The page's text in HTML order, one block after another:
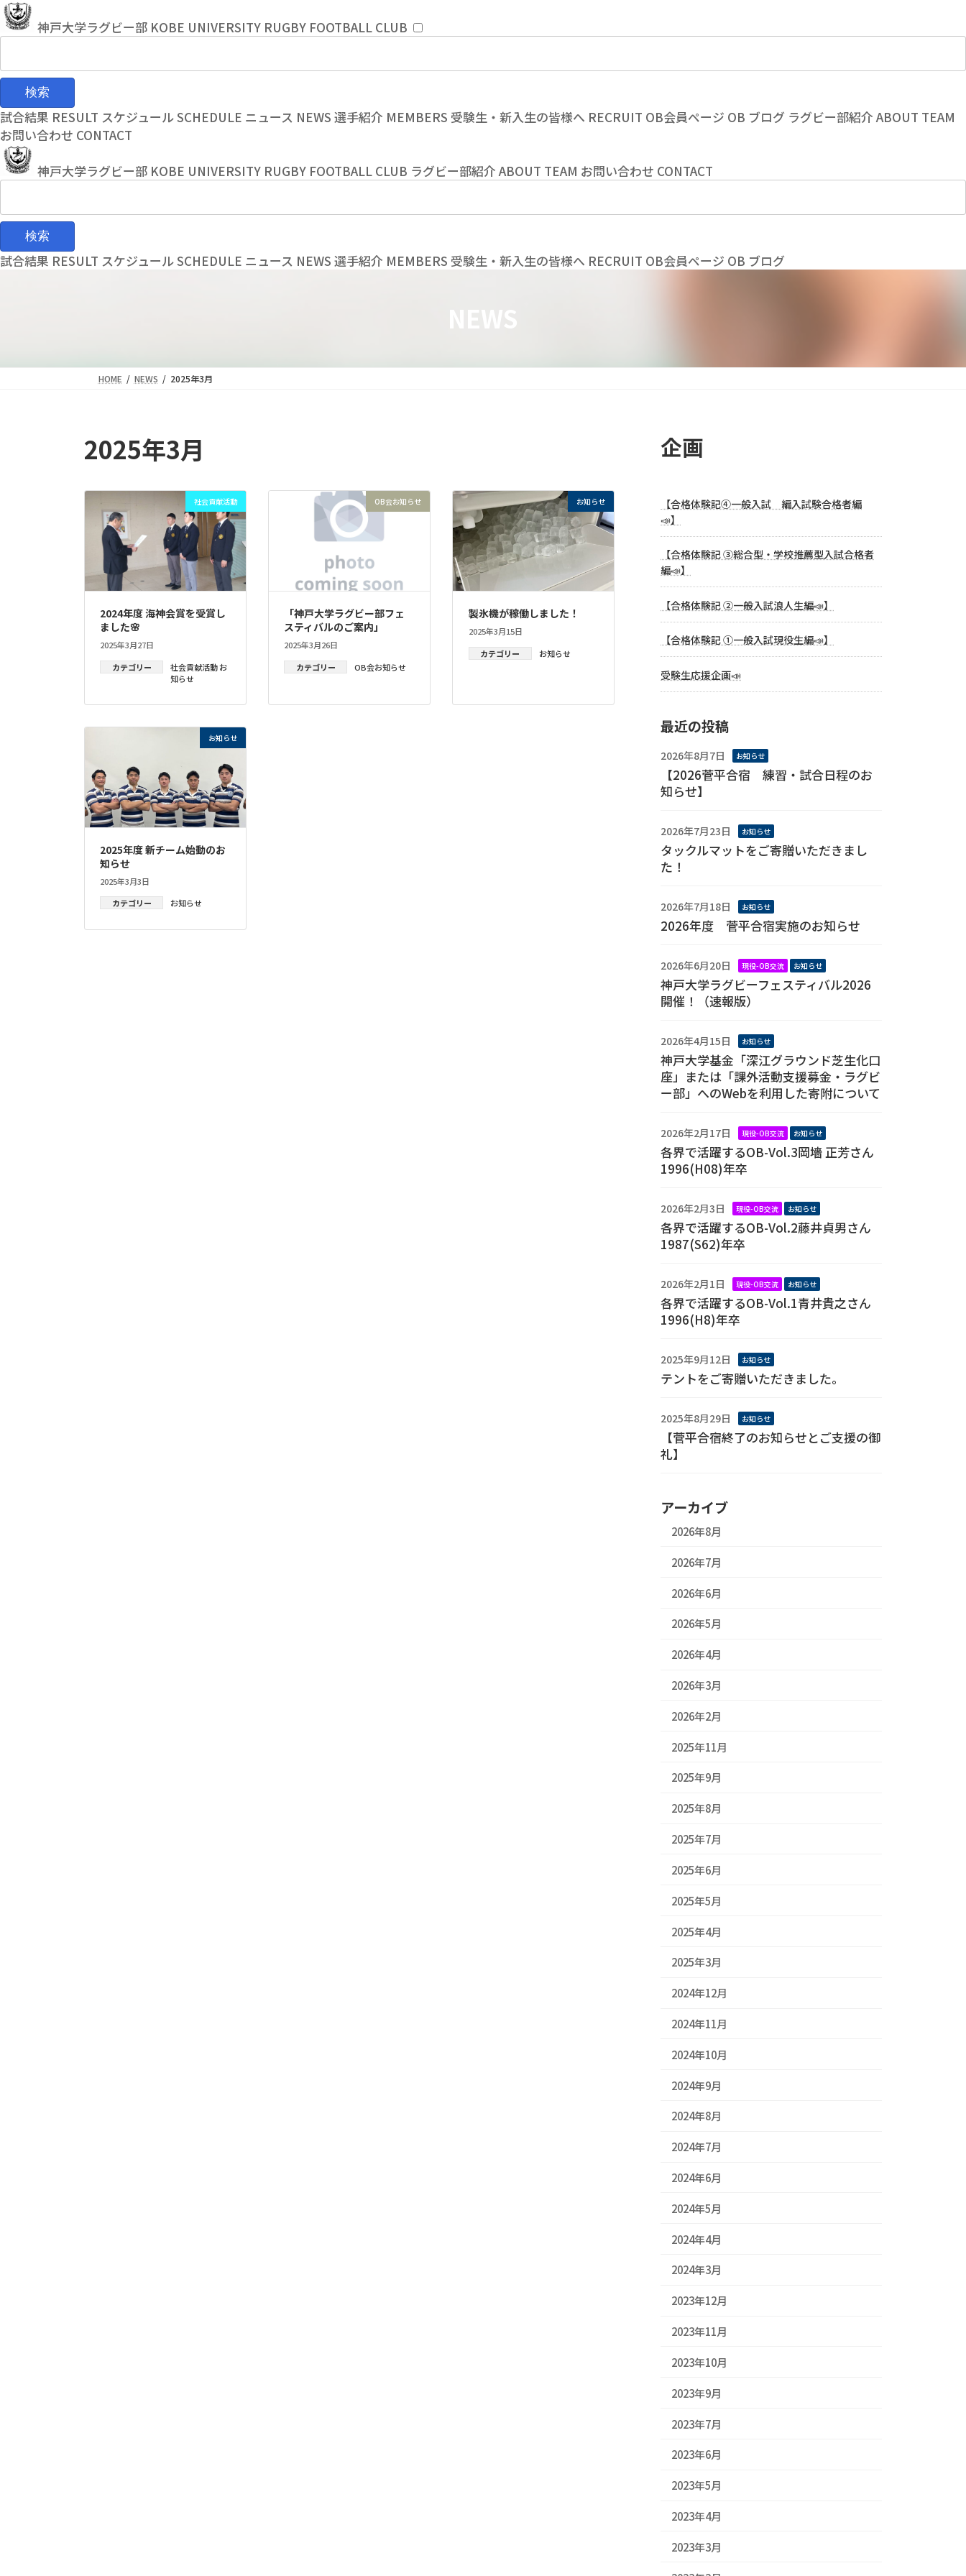
コ
ン
ツ
ス
キ
ッ
プ
ナ
ビ
シ
ン
に
移
動
神戸大学ラグビー部 KOBE UNIVERSITY RUGBY FOOTBALL CLUB
試合結果 RESULT スケジュールSCHEDULE ニュース NEWS 選手紹介 MEMBERS 受験生・新入生の皆様へ RECRUIT OB会員ページ OB ブログ ラグビー部紹介 ABOUT TEAM
お問い合わせ CONTACT
神戸大学ラグビー部 KOBE UNIVERSITY RUGBY FOOTBALL CLUB ラグビー部紹介 ABOUT TEAM お問い合わせ CONTACT
試合結果 RESULT スケジュールSCHEDULE ニュース NEWS 選手紹介 MEMBERS 受験生・新入生の皆様へ RECRUIT OB会員ページ OB ブログ
NEWS
HOME NEWS 2025年3月
2025年3月
社会貢献活動
2024年度 海神会賞を受賞し
ました🌸
2025年3月27日
カテゴリー
社会貢献活動お
知らせ
OB会お知らせ
「神戸大学ラグビー部フェ
スティバルのご案内」
2025年3月26日
カテゴリー
OB会お知らせ
お知らせ
製氷機が稼働しました！
2025年3月15日
カテゴリー
お知らせ
お知らせ
2025年度 新チーム始動のお
知らせ
2025年3月3日
カテゴリー
お知らせ
企画
【合格体験記④一般入試 編入試験合格者編
📣】
【合格体験記 ③総合型・学校推薦型入試合格者
編📣】
【合格体験記 ②一般入試浪人生編📣】
【合格体験記 ①一般入試現役生編📣】
受験生応援企画📣
最近の投稿
2026年8月7日 お知らせ
【2026菅平合宿 練習・試合日程のお
知らせ】
2026年7月23日 お知らせ
タックルマットをご寄贈いただきまし
た！
2026年7月18日 お知らせ
2026年度 菅平合宿実施のお知らせ
2026年6月20日 現役-OB交流 お知らせ
神戸大学ラグビーフェスティバル2026
開催！（速報版）
2026年4月15日 お知らせ
神戸大学基金「深江グラウンド芝生化口
座」または「課外活動支援募金・ラグビ
ー部」へのWebを利用した寄附について
2026年2月17日 現役-OB交流 お知らせ
各界で活躍するOB-Vol.3岡墻 正芳さん
1996(H08)年卒
2026年2月3日 現役-OB交流 お知らせ
各界で活躍するOB-Vol.2藤井貞男さん
1987(S62)年卒
2026年2月1日 現役-OB交流 お知らせ
各界で活躍するOB-Vol.1青井貴之さん
1996(H8)年卒
2025年9月12日 お知らせ
テントをご寄贈いただきました。
2025年8月29日 お知らせ
【菅平合宿終了のお知らせとご支援の御
礼】
アーカイブ
2026年8月
2026年7月
2026年6月
2026年5月
2026年4月
2026年3月
2026年2月
2025年11月
2025年9月
2025年8月
2025年7月
2025年6月
2025年5月
2025年4月
2025年3月
2024年12月
2024年11月
2024年10月
2024年9月
2024年8月
2024年7月
2024年6月
2024年5月
2024年4月
2024年3月
2023年12月
2023年11月
2023年10月
2023年9月
2023年7月
2023年6月
2023年5月
2023年4月
2023年3月